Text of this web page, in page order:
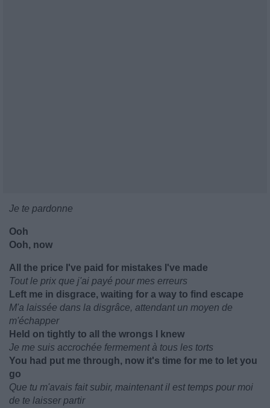
Je te pardonne
Ooh
Ooh, now
All the price I've paid for mistakes I've made
Tout le prix que j'ai payé pour mes erreurs
Left me in disgrace, waiting for a way to find escape
M'a laissée dans la disgrâce, attendant un moyen de
m'échapper
Held on tightly to all the wrongs I knew
Je me suis accrochée fermement à tous les torts
You had put me through, now it's time for me to let you
go
Que tu m'avais fait subir, maintenant il est temps pour moi
de te laisser partir